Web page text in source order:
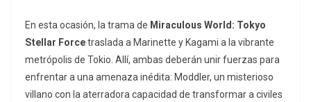
En esta ocasión, la trama de Miraculous World: Tokyo
Stellar Forcetraslada a Marinette y Kagami a la vibrante
metrópolis de Tokio. Allí, ambas deberán unir fuerzas para
enfrentar a una amenaza inédita: Moddler, un misterioso
villano con la aterradora capacidad de transformar a civiles